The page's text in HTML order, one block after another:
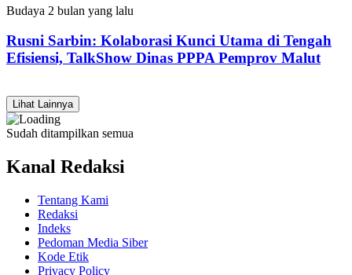
Budaya 2 bulan yang lalu
Rusni Sarbin: Kolaborasi Kunci Utama di Tengah
Efisiensi, TalkShow Dinas PPPA Pemprov Malut
Lihat Lainnya
Sudah ditampilkan semua
Kanal Redaksi
Tentang Kami
Redaksi
Indeks
Pedoman Media Siber
Kode Etik
Privacy Policy